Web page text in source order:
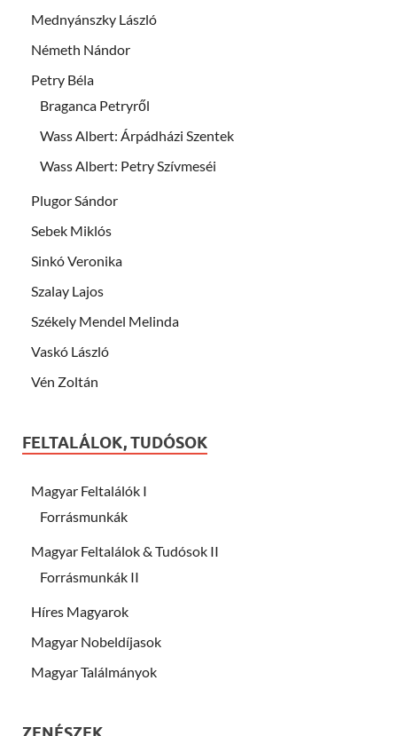
Mednyánszky László
Németh Nándor
Petry Béla
Braganca Petryről
Wass Albert: Árpádházi Szentek
Wass Albert: Petry Szívmeséi
Plugor Sándor
Sebek Miklós
Sinkó Veronika
Szalay Lajos
Székely Mendel Melinda
Vaskó László
Vén Zoltán
FELTALÁLOK, TUDÓSOK
Magyar Feltalálók I
Forrásmunkák
Magyar Feltalálok & Tudósok II
Forrásmunkák II
Híres Magyarok
Magyar Nobeldíjasok
Magyar Találmányok